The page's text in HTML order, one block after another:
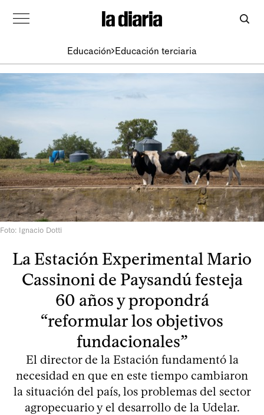
Educación Educación terciaria
Foto: Ignacio Dotti
La Estación Experimental Mario
Cassinoni de Paysandú festeja
60 años y propondrá
“reformular los objetivos
fundacionales”
El director de la Estación fundamentó la
necesidad en que en este tiempo cambiaron
la situación del país, los problemas del sector
agropecuario y el desarrollo de la Udelar.